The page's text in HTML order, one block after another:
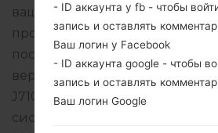
вашего смартфона
прошивки COO для
поставляется с версией PDA
версия CSC
J710MNUBU4CRK1.
системы данной прошивки
- ID аккаунта у fb - чтобы
запись и оставлять
Ваш логин у Facebook
- ID аккаунта google - чтобы
запись и оставлять
Ваш логин Google